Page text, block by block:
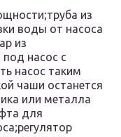
из
воды от насоса
из
насос с
насос таким
чаши останется
или металла
для